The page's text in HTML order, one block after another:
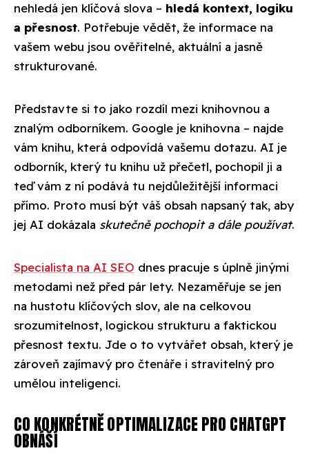
nehledá jen klíčová slova – hledá kontext, logiku
a přesnost. Potřebuje vědět, že informace na
vašem webu jsou ověřitelné, aktuální a jasně
strukturované.
Představte si to jako rozdíl mezi knihovnou a
znalým odborníkem. Google je knihovna – najde
vám knihu, která odpovídá vašemu dotazu. AI je
odborník, který tu knihu už přečetl, pochopil ji a
teď vám z ní podává tu nejdůležitější informaci
přímo. Proto musí být váš obsah napsaný tak, aby
jej AI dokázala skutečně pochopit a dále používat.
Specialista na AI SEO dnes pracuje s úplně jinými
metodami než před pár lety. Nezaměřuje se jen
na hustotu klíčových slov, ale na celkovou
srozumitelnost, logickou strukturu a faktickou
přesnost textu. Jde o to vytvářet obsah, který je
zároveň zajímavý pro čtenáře i stravitelný pro
umělou inteligenci.
CO KONKRÉTNĚ OPTIMALIZACE PRO CHATGPT
OBNÁŠÍ